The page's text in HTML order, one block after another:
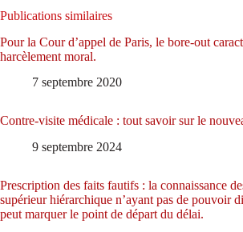
Publications similaires
Pour la Cour d’appel de Paris, le bore-out
harcèlement moral.
7 septembre 2020
Contre-visite médicale : tout savoir sur le
9 septembre 2024
Prescription des faits fautifs : la connaissance
supérieur hiérarchique n’ayant pas de pouvoir
peut marquer le point de départ du délai.